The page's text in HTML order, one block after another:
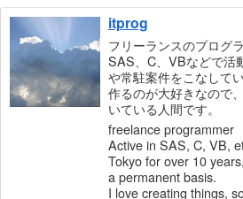
itprog
フリーランスのプログ
SAS、C、VBなどで活
や常駐案件をこなしてい
作るのが大好きなので
いている人間です。
freelance programmer
Active in SAS, C, VB,
Tokyo for over 10
a permanent basis.
I love creating things,